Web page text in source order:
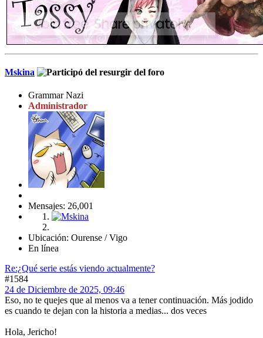
Mskina
Grammar Nazi
Administrador
Mensajes: 26,001
Ubicación: Ourense / Vigo
En línea
Re:¿Qué serie estás viendo actualmente?
#1584
24 de Diciembre de 2025, 09:46
Eso, no te quejes que al menos va a tener continuación. Más jodido
es cuando te dejan con la historia a medias... dos veces
Hola, Jericho!